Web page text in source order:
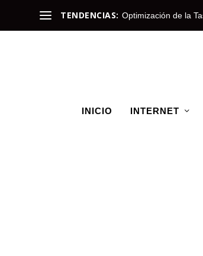
TENDENCIAS: Optimización de la
INICIO INTERNET